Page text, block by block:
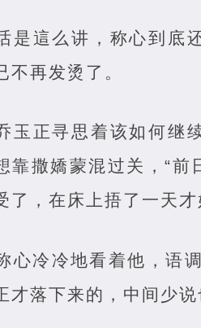
是這么讲，称心到底
不再发烫了。
玉正寻思着该如何继
靠撒嬌蒙混过关，“
了，在床上捂了一天才
心冷冷地看着他，语
才落下来的，中间少